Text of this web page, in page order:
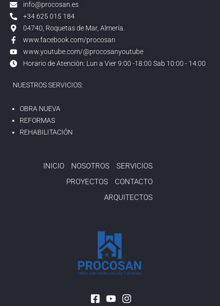
info@procosan.es
+34 625 015 184
04740, Roquetas de Mar, Almería.
www.facebook.com/procosan
www.youtube.com/@procosanyoutube
Horario de Atención: Lun a Vier 9:00 -18:00 Sab 10:00 - 14:00
NUESTROS SERVICIOS:
OBRA NUEVA
REFORMAS
REHABILITACIÓN
INICIO NOSOTROS
SERVICIOS
PROYECTOS
CONTACTO
ARQUITECTOS